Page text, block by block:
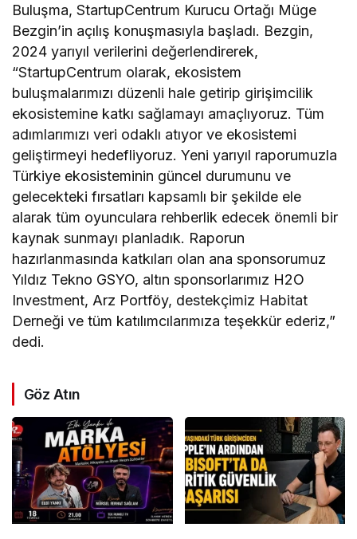
Buluşma, StartupCentrum Kurucu Ortağı Müge
Bezgin’in açılış konuşmasıyla başladı. Bezgin,
2024 yarıyıl verilerini değerlendirerek,
“StartupCentrum olarak, ekosistem
buluşmalarımızı düzenli hale getirip girişimcilik
ekosistemine katkı sağlamayı amaçlıyoruz. Tüm
adımlarımızı veri odaklı atıyor ve ekosistemi
geliştirmeyi hedefliyoruz. Yeni yarıyıl raporumuzla
Türkiye ekosisteminin güncel durumunu ve
gelecekteki fırsatları kapsamlı bir şekilde ele
alarak tüm oyunculara rehberlik edecek önemli bir
kaynak sunmayı planladık. Raporun
hazırlanmasında katkıları olan ana sponsorumuz
Yıldız Tekno GSYO, altın sponsorlarımız H2O
Investment, Arz Portföy, destekçimiz Habitat
Derneği ve tüm katılımcılarımıza teşekkür ederiz,”
dedi.
Göz Atın